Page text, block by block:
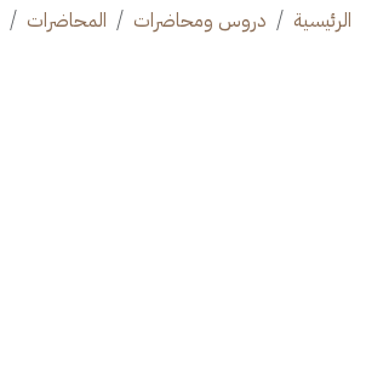
الرئيسية دروس ومحاضرات المحاضرات